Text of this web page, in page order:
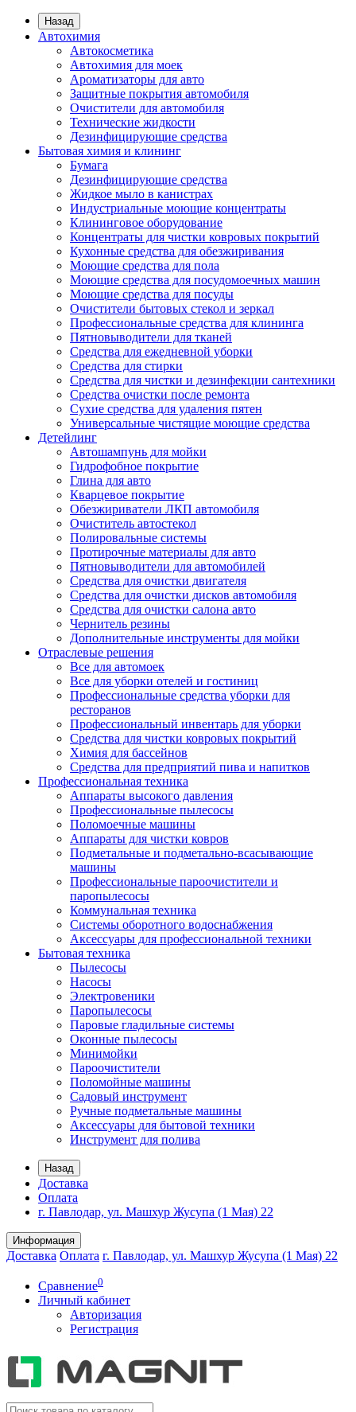
Назад
Автохимия
Автокосметика
Автохимия для моек
Ароматизаторы для авто
Защитные покрытия автомобиля
Очистители для автомобиля
Технические жидкости
Дезинфицирующие средства
Бытовая химия и клининг
Бумага
Дезинфицирующие средства
Жидкое мыло в канистрах
Индустриальные моющие концентраты
Клининговое оборудование
Концентраты для чистки ковровых покрытий
Кухонные средства для обезжиривания
Моющие средства для пола
Моющие средства для посудомоечных машин
Моющие средства для посуды
Очистители бытовых стекол и зеркал
Профессиональные средства для клининга
Пятновыводители для тканей
Средства для ежедневной уборки
Средства для стирки
Средства для чистки и дезинфекции сантехники
Средства очистки после ремонта
Сухие средства для удаления пятен
Универсальные чистящие моющие средства
Детейлинг
Автошампунь для мойки
Гидрофобное покрытие
Глина для авто
Кварцевое покрытие
Обезжириватели ЛКП автомобиля
Очиститель автостекол
Полировальные системы
Протирочные материалы для авто
Пятновыводители для автомобилей
Средства для очистки двигателя
Средства для очистки дисков автомобиля
Средства для очистки салона авто
Чернитель резины
Дополнительные инструменты для мойки
Отраслевые решения
Все для автомоек
Все для уборки отелей и гостиниц
Профессиональные средства уборки для
ресторанов
Профессиональный инвентарь для уборки
Средства для чистки ковровых покрытий
Химия для бассейнов
Cредства для предприятий пива и напитков
Профессиональная техника
Аппараты высокого давления
Профессиональные пылесосы
Поломоечные машины
Аппараты для чистки ковров
Подметальные и подметально-всасывающие
машины
Профессиональные пароочистители и
паропылесосы
Коммунальная техника
Системы оборотного водоснабжения
Аксессуары для профессиональной техники
Бытовая техника
Пылесосы
Насосы
Электровеники
Паропылесосы
Паровые гладильные системы
Оконные пылесосы
Минимойки
Пароочистители
Поломойные машины
Садовый инструмент
Ручные подметальные машины
Аксессуары для бытовой техники
Инструмент для полива
Назад
Доставка
Оплата
г. Павлодар, ул. Машхур Жусупа (1 Мая) 22
Информация
Доставка Оплата г. Павлодар, ул. Машхур Жусупа (1 Мая) 22
Сравнение0
Личный кабинет
Авторизация
Регистрация